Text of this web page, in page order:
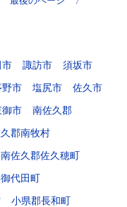
市 諏訪市
須坂市
野市 塩尻市
佐久市
御市
南佐久郡
郡南牧村
南佐久郡佐久穂町
代田町
小県郡長和町